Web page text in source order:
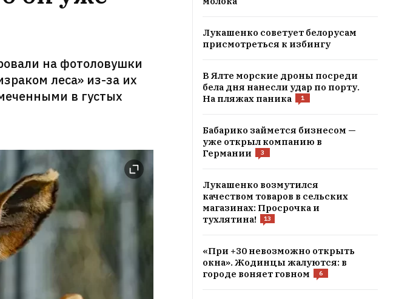
на фотоловушки
леса» из-за их
в густых
Лукашенко советует белорусам
присмотреться к избингу
В Ялте морские дроны посреди
бела дня нанесли удар по порту.
На пляжах паника
1
Бабарико займется бизнесом —
уже открыл компанию в
Германии
3
Лукашенко возмутился
качеством товаров в сельских
магазинах: Просрочка и
тухлятина!
13
«При +30 невозможно открыть
окна». Жодинцы жалуются: в
городе воняет говном
6